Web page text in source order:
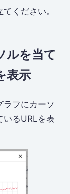
ください。
ルを当て
表示
ラフにカーソ
いるURLを表